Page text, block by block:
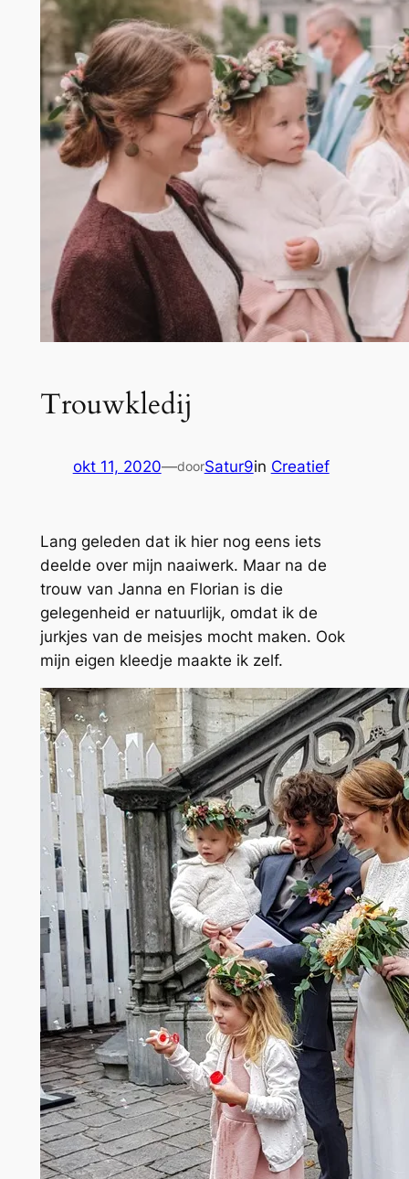
Trouwkledij
okt 11, 2020—doorSatur9in Creatief
Lang geleden dat ik hier nog eens iets
deelde over mijn naaiwerk. Maar na de
trouw van Janna en Florian is die
gelegenheid er natuurlijk, omdat ik de
jurkjes van de meisjes mocht maken. Ook
mijn eigen kleedje maakte ik zelf.